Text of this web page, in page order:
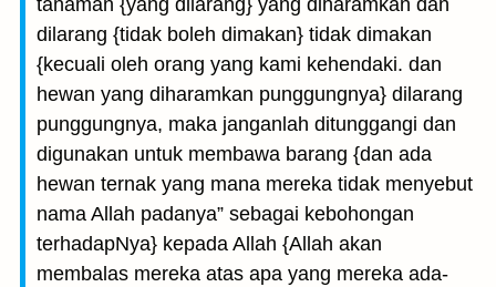
tanaman {yang dilarang} yang diharamkan dan
dilarang {tidak boleh dimakan} tidak dimakan
{kecuali oleh orang yang kami kehendaki. dan
hewan yang diharamkan punggungnya} dilarang
punggungnya, maka janganlah ditunggangi dan
digunakan untuk membawa barang {dan ada
hewan ternak yang mana mereka tidak menyebut
nama Allah padanya” sebagai kebohongan
terhadapNya} kepada Allah {Allah akan
membalas mereka atas apa yang mereka ada-